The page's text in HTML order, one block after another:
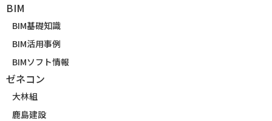
BIM
BIM基礎知識
BIM活用事例
BIMソフト情報
ゼネコン
大林組
鹿島建設